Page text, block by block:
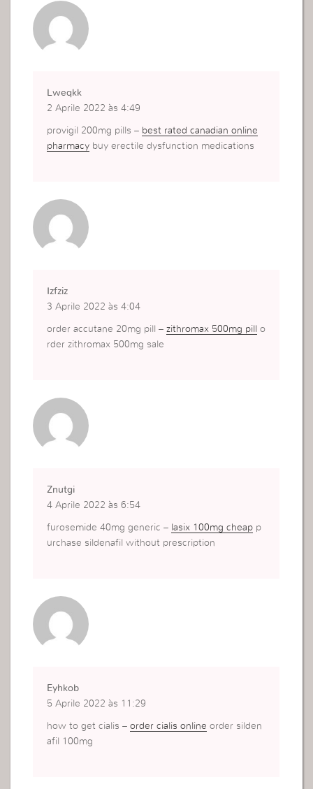
Lweqkk
2 Aprile 2022 às 4:49
provigil 200mg pills – best rated canadian online
pharmacy buy erectile dysfunction medications
Izfziz
3 Aprile 2022 às 4:04
order accutane 20mg pill –zithromax 500mg pill o
rder zithromax 500mg sale
Znutgi
4 Aprile 2022 às 6:54
furosemide 40mg generic – lasix 100mg cheap p
urchase sildenafil without prescription
Eyhkob
5 Aprile 2022 às 11:29
how to get cialis –order cialis online order silden
afil 100mg